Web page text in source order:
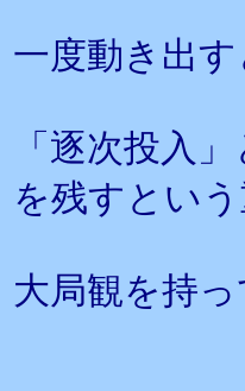
一度動き出
「逐次投入
を残すという
大局観を持